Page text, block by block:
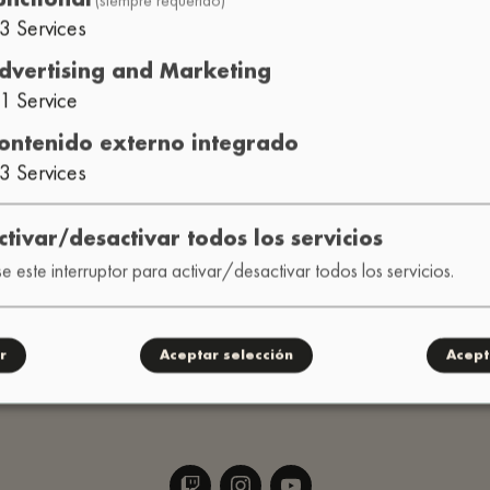
horarios, información sobre el lugar, preguntas
organizar el Lo-Fi Festival en tu ciudad (cómo
sobre reservas.
: entrevistas, acreditaciones de prensa,
o son erróneas, errores, ideas.
directo a nuestro Instagram:@lofi_festival.
3 Services
and Marketing
1 Service
externo integrado
3 Services
desactivar todos los servicios
este interruptor para activar/desactivar todos los servicios.
Aceptar selección